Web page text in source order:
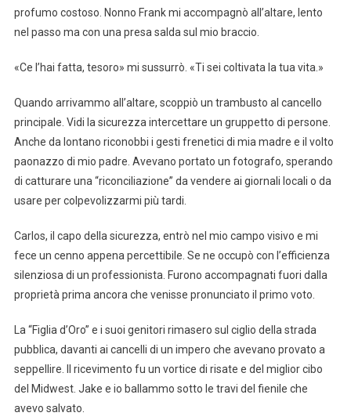
profumo costoso. Nonno Frank mi accompagnò all’altare, lento
nel passo ma con una presa salda sul mio braccio.
«Ce l’hai fatta, tesoro» mi sussurrò. «Ti sei coltivata la tua vita.»
Quando arrivammo all’altare, scoppiò un trambusto al cancello
principale. Vidi la sicurezza intercettare un gruppetto di persone.
Anche da lontano riconobbi i gesti frenetici di mia madre e il volto
paonazzo di mio padre. Avevano portato un fotografo, sperando
di catturare una “riconciliazione” da vendere ai giornali locali o da
usare per colpevolizzarmi più tardi.
Carlos, il capo della sicurezza, entrò nel mio campo visivo e mi
fece un cenno appena percettibile. Se ne occupò con l’efficienza
silenziosa di un professionista. Furono accompagnati fuori dalla
proprietà prima ancora che venisse pronunciato il primo voto.
La “Figlia d’Oro” e i suoi genitori rimasero sul ciglio della strada
pubblica, davanti ai cancelli di un impero che avevano provato a
seppellire. Il ricevimento fu un vortice di risate e del miglior cibo
del Midwest. Jake e io ballammo sotto le travi del fienile che
avevo salvato.